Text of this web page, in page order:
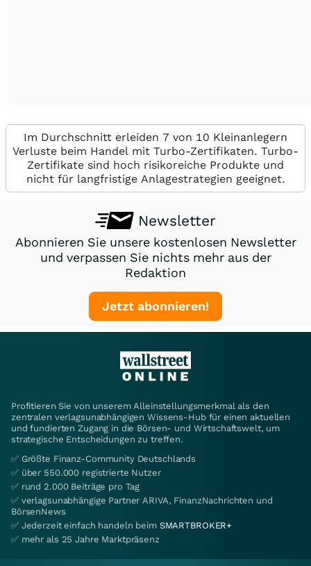
Im Durchschnitt erleiden 7 von 10 Kleinanlegern
Verluste beim Handel mit Turbo-Zertifikaten. Turbo-
Zertifikate sind hoch risikoreiche Produkte und
nicht für langfristige Anlagestrategien geeignet.
Newsletter
Abonnieren Sie unsere kostenlosen Newsletter
und verpassen Sie nichts mehr aus der
Redaktion
Jetzt abonnieren!
Profitieren Sie von unserem Alleinstellungsmerkmal als den
zentralen verlagsunabhängigen Wissens-Hub für einen aktuellen
und fundierten Zugang in die Börsen- und Wirtschaftswelt, um
strategische Entscheidungen zu treffen.
✅ Größte Finanz-Community Deutschlands
✅ über 550.000 registrierte Nutzer
✅ rund 2.000 Beiträge pro Tag
✅ verlagsunabhängige Partner ARIVA, FinanzNachrichten und
BörsenNews
✅ Jederzeit einfach handeln beim SMARTBROKER+
✅ mehr als 25 Jahre Marktpräsenz